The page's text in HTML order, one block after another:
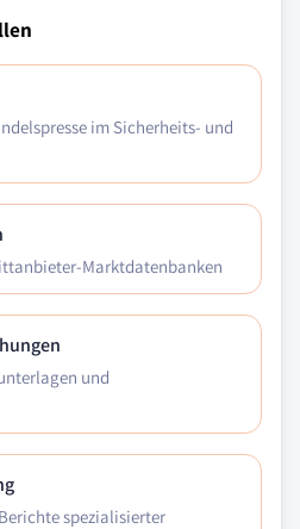
im Sicherheits- und
Marktdatenbanken
und
spezialisierter